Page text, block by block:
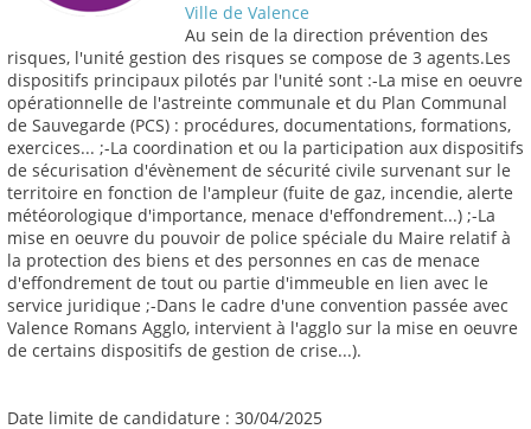
Ville de Valence
Au sein de la direction prévention des
risques, l'unité gestion des risques se compose de 3 agents.Les
dispositifs principaux pilotés par l'unité sont :-La mise en oeuvre
opérationnelle de l'astreinte communale et du Plan Communal
de Sauvegarde (PCS) : procédures, documentations, formations,
exercices... ;-La coordination et ou la participation aux dispositifs
de sécurisation d'évènement de sécurité civile survenant sur le
territoire en fonction de l'ampleur (fuite de gaz, incendie, alerte
météorologique d'importance, menace d'effondrement...) ;-La
mise en oeuvre du pouvoir de police spéciale du Maire relatif à
la protection des biens et des personnes en cas de menace
d'effondrement de tout ou partie d'immeuble en lien avec le
service juridique ;-Dans le cadre d'une convention passée avec
Valence Romans Agglo, intervient à l'agglo sur la mise en oeuvre
de certains dispositifs de gestion de crise...).
Date limite de candidature : 30/04/2025